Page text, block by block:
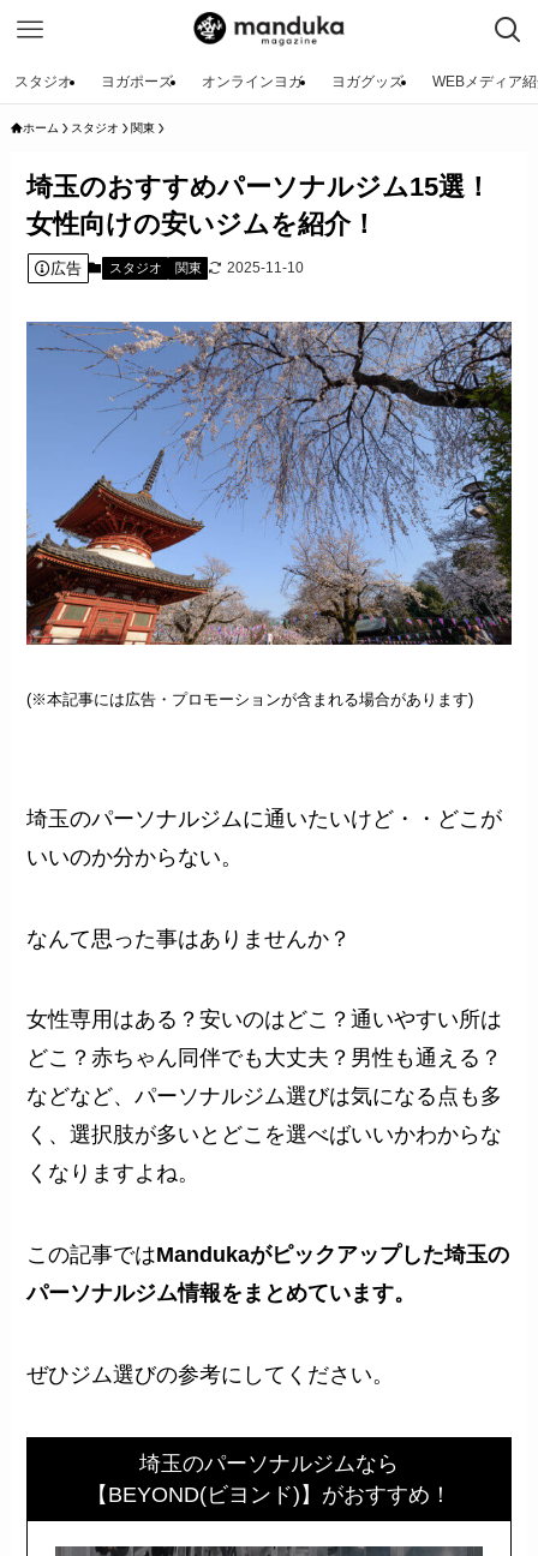
スタジオ ヨガポーズ オンラインヨガ ヨガグッズ WEBメディア
ホーム スタジオ 関東
埼玉のおすすめパーソナルジム15選！
女性向けの安いジムを紹介！
広告 スタジオ 関東 2025-11-10
(※本記事には広告・プロモーションが含まれる場合があります)
埼玉のパーソナルジムに通いたいけど・・どこが
いいのか分からない。
なんて思った事はありませんか？
女性専用はある？安いのはどこ？通いやすい所は
どこ？赤ちゃん同伴でも大丈夫？男性も通える？
などなど、パーソナルジム選びは気になる点も多
く、選択肢が多いとどこを選べばいいかわからな
くなりますよね。
この記事ではMandukaがピックアップした埼玉の
パーソナルジム情報をまとめています。
ぜひジム選びの参考にしてください。
埼玉のパーソナルジムなら
【BEYOND(ビヨンド)】がおすすめ！